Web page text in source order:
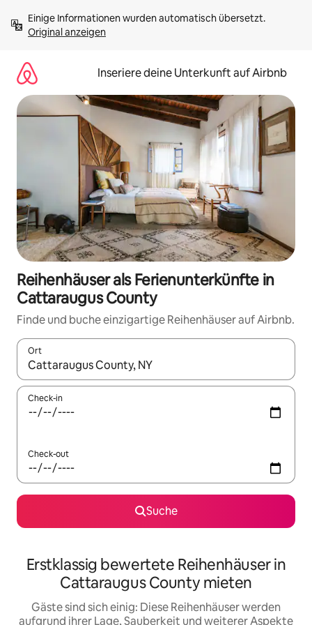
Inhalten
springenOriginal anzeigen
Inseriere deine Unterkunft auf Airbnb
Reihenhäuser als Ferienunterkünfte in
Cattaraugus County
Finde und buche einzigartige Reihenhäuser auf Airbnb.
Ort
Wenn Ergebnisse verfügbar sind, navigiere mit den
Check-in
Check-out
Suche
Erstklassig bewertete Reihenhäuser in
Cattaraugus County mieten
Gäste sind sich einig: Diese Reihenhäuser werden
aufgrund ihrer Lage, Sauberkeit und weiterer Aspekte